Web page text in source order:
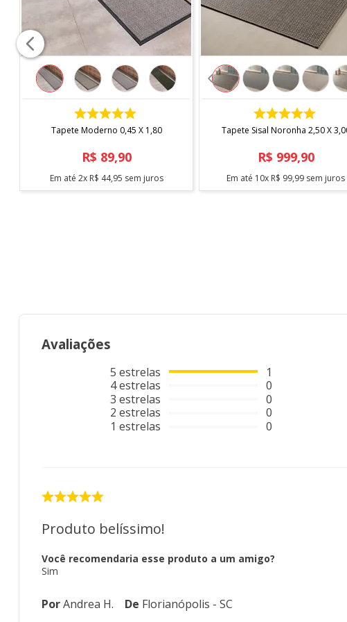
COMPRAR
Tapete Moderno 0,45 X 1,80
R$ 89,90
Em até 2x R$ 44,95 sem juros
COMPRAR
Tapete Sisal Noronha 2,50 X
R$ 999,90
Em até 10x R$ 99,99 sem juros
Avaliações
5 estrelas
4estrelas
3 estrelas
2 estrelas
1 estrelas
1
0
0
0
0
Produto belíssimo!
Você recomendaria esse produto a um amigo?
Sim
PorAndrea H. De Florianópolis - SC